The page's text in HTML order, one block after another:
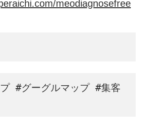
meodiagnosefree
#グーグルマップ #集客